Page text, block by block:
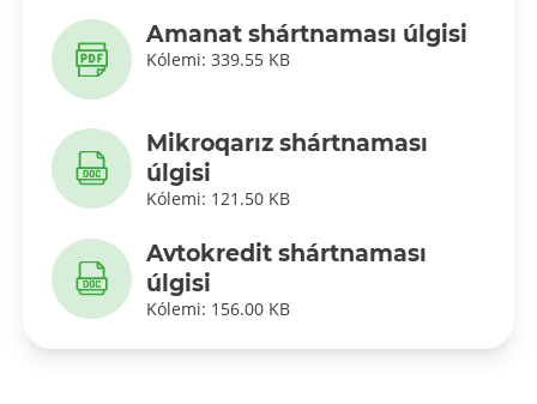
Amanat shártnaması úlgisi
Kólemi: 339.55 KB
Mikroqarız shártnaması
úlgisi
Kólemi: 121.50 KB
Avtokredit shártnaması
úlgisi
Kólemi: 156.00 KB